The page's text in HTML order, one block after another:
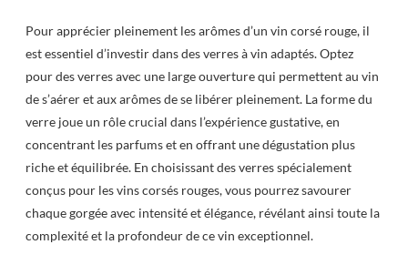
Pour apprécier pleinement les arômes d’un vin corsé rouge, il
est essentiel d’investir dans des verres à vin adaptés. Optez
pour des verres avec une large ouverture qui permettent au vin
de s’aérer et aux arômes de se libérer pleinement. La forme du
verre joue un rôle crucial dans l’expérience gustative, en
concentrant les parfums et en offrant une dégustation plus
riche et équilibrée. En choisissant des verres spécialement
conçus pour les vins corsés rouges, vous pourrez savourer
chaque gorgée avec intensité et élégance, révélant ainsi toute la
complexité et la profondeur de ce vin exceptionnel.